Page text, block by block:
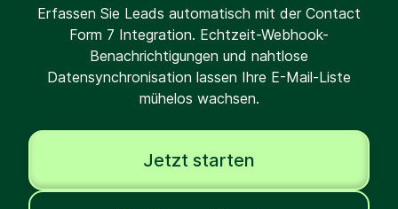
Erfassen Sie Leads automatisch mit der Contact
Form 7 Integration. Echtzeit-Webhook-
Benachrichtigungen und nahtlose
Datensynchronisation lassen Ihre E-Mail-Liste
mühelos wachsen.
Jetzt starten